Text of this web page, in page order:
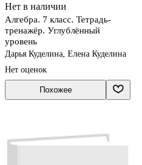
Нет в наличии
Алгебра. 7 класс. Тетрадь-
тренажёр. Углублённый
уровень
Дарья Куделина, Елена Куделина
Нет оценок
Похожее